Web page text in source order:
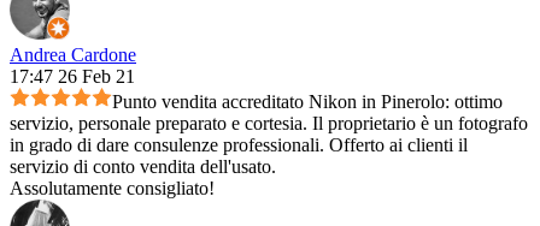
Andrea Cardone
17:47 26 Feb 21
Punto vendita accreditato Nikon in Pinerolo: ottimo
servizio, personale preparato e cortesia. Il proprietario è un fotografo
in grado di dare consulenze professionali. Offerto ai clienti il
servizio di conto vendita dell'usato.
Assolutamente consigliato!